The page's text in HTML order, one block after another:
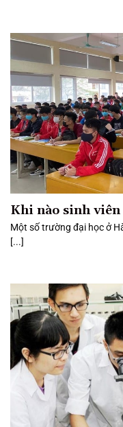
Khi nào sinh
Một số trường đại học ở
[...]